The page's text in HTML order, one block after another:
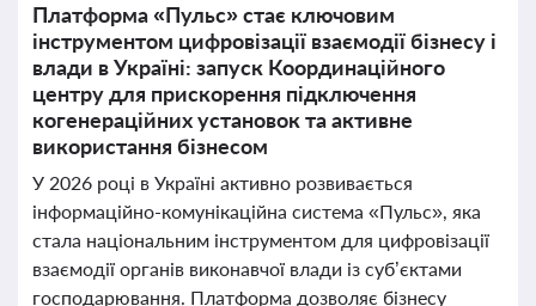
Платформа «Пульс» стає ключовим
інструментом цифровізації взаємодії бізнесу і
влади в Україні: запуск Координаційного
центру для прискорення підключення
когенераційних установок та активне
використання бізнесом
У 2026 році в Україні активно розвивається
інформаційно-комунікаційна система «Пульс», яка
стала національним інструментом для цифровізації
взаємодії органів виконавчої влади із суб’єктами
господарювання. Платформа дозволяє бізнесу